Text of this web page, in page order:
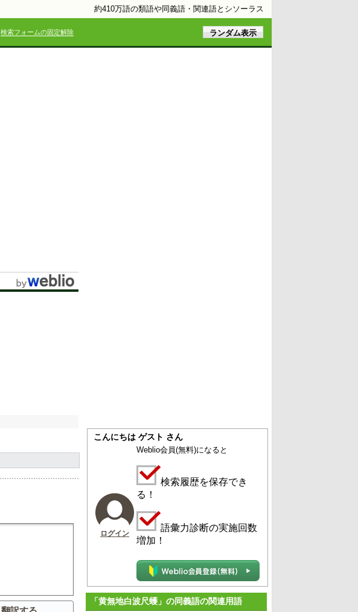
約410万語の類語や同義語・関連語とシソーラス
検索フォームの固定解除
こんにちは ゲスト さん
ログイン
Weblio会員(無料)になると
検索履歴を保存でき
る！
語彙力診断の実施回数
増加！
「黄無地白波尺蠖」の同義語の関連用語